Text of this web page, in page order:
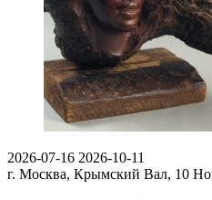
2026-07-16 2026-10-11
г. Москва, Крымский Вал, 10